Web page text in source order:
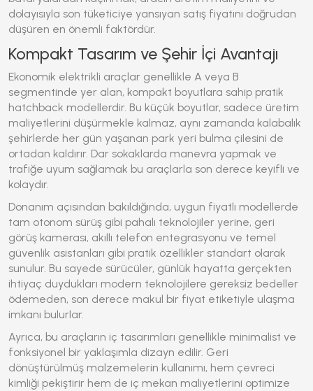
dolayısıyla son tüketiciye yansıyan satış fiyatını doğrudan
düşüren en önemli faktördür.
Kompakt Tasarım ve Şehir İçi Avantajı
Ekonomik elektrikli araçlar genellikle A veya B
segmentinde yer alan, kompakt boyutlara sahip pratik
hatchback modellerdir. Bu küçük boyutlar, sadece üretim
maliyetlerini düşürmekle kalmaz, aynı zamanda kalabalık
şehirlerde her gün yaşanan park yeri bulma çilesini de
ortadan kaldırır. Dar sokaklarda manevra yapmak ve
trafiğe uyum sağlamak bu araçlarla son derece keyifli ve
kolaydır.
Donanım açısından bakıldığında, uygun fiyatlı modellerde
tam otonom sürüş gibi pahalı teknolojiler yerine, geri
görüş kamerası, akıllı telefon entegrasyonu ve temel
güvenlik asistanları gibi pratik özellikler standart olarak
sunulur. Bu sayede sürücüler, günlük hayatta gerçekten
ihtiyaç duydukları modern teknolojilere gereksiz bedeller
ödemeden, son derece makul bir fiyat etiketiyle ulaşma
imkanı bulurlar.
Ayrıca, bu araçların iç tasarımları genellikle minimalist ve
fonksiyonel bir yaklaşımla dizayn edilir. Geri
dönüştürülmüş malzemelerin kullanımı, hem çevreci
kimliği pekiştirir hem de iç mekan maliyetlerini optimize